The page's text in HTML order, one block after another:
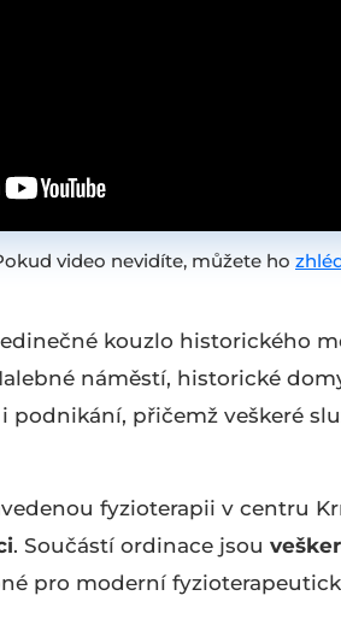
video nevidíte, můžete ho
kouzlo historického
náměstí, historické
podnikání, přičemž veškeré
fyzioterapii v centru
. Součástí ordinace jsou
pro moderní